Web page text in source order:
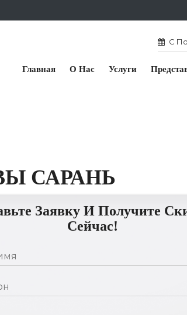
С
Главная О Нас Услуги
САРАНЬ
Заявку И Получите
Сейчас!